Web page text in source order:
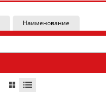
Наименование